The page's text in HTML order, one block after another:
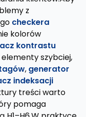
z
checkera
kolorów
kontrastu
szybciej,
, generator
indeksacji
treści warto
pomaga